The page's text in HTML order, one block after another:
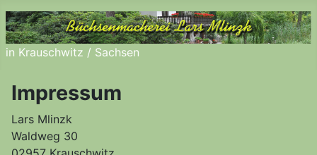
in Krauschwitz / Sachsen
Impressum
Lars Mlinzk
Waldweg 30